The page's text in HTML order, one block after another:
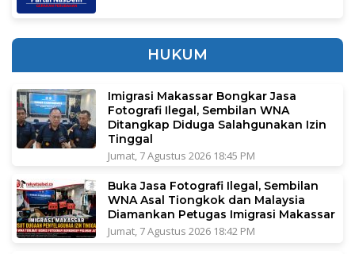
HUKUM
Imigrasi Makassar Bongkar Jasa
Fotografi Ilegal, Sembilan WNA
Ditangkap Diduga Salahgunakan Izin
Tinggal
Jumat, 7 Agustus 2026 18:45 PM
Buka Jasa Fotografi Ilegal, Sembilan
WNA Asal Tiongkok dan Malaysia
Diamankan Petugas Imigrasi Makassar
Jumat, 7 Agustus 2026 18:42 PM